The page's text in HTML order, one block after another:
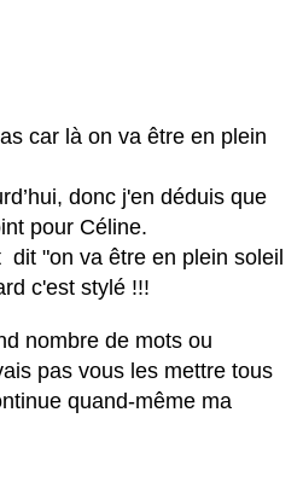
car là on va être en plein
donc j'en déduis que
pour Céline.
"on va être en plein soleil
c'est stylé !!!
nombre de mots ou
pas vous les mettre tous
quand-même ma